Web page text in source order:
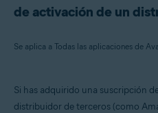
de activación de un
Productos:
Si has adquirido una suscripción
distribuidor de terceros (como